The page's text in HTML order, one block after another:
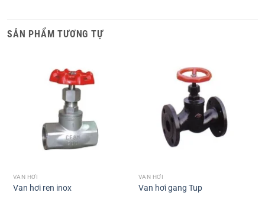
SẢN PHẨM TƯƠNG TỰ
VAN HƠI
Van hơi ren inox
VAN HƠI
Van hơi gang Tup